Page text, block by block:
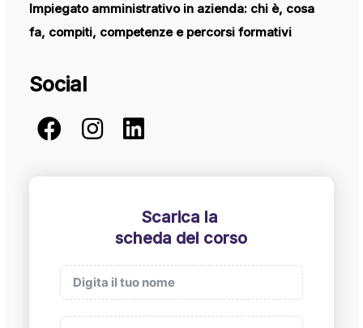
Impiegato amministrativo in azienda: chi è, cosa
fa, compiti, competenze e percorsi formativi
Social
Scarica la
scheda del corso